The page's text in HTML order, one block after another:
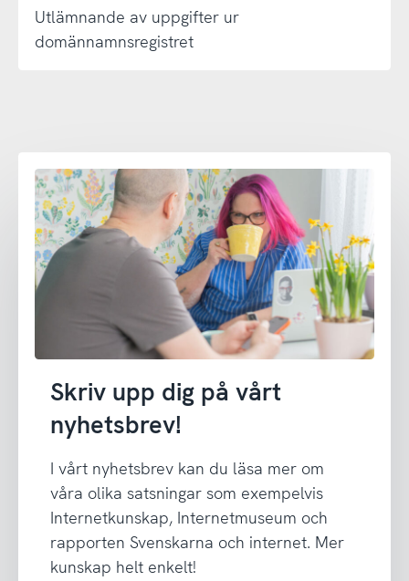
Utlämnande av uppgifter ur
domännamnsregistret
Skriv upp dig på vårt
nyhetsbrev!
I vårt nyhetsbrev kan du läsa mer om
våra olika satsningar som exempelvis
Internetkunskap, Internetmuseum och
rapporten Svenskarna och internet. Mer
kunskap helt enkelt!